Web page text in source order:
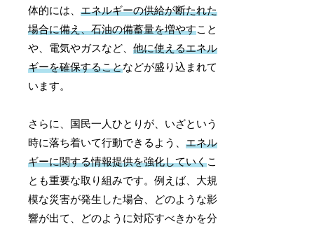
体的には、エネルギーの供給が断たれた
場合に備え、石油の備蓄量を増やすこと
や、電気やガスなど、他に使えるエネル
ギーを確保することなどが盛り込まれて
います。
さらに、国民一人ひとりが、いざという
時に落ち着いて行動できるよう、エネル
ギーに関する情報提供を強化していくこ
とも重要な取り組みです。例えば、大規
模な災害が発生した場合、どのような影
響が出て、どのように対応すべきかを分